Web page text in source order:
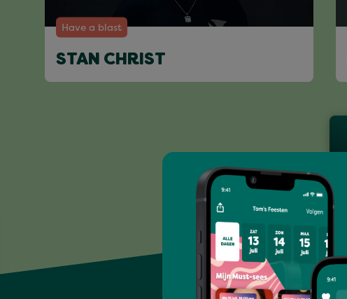
Have a blast
STAN CHRIST